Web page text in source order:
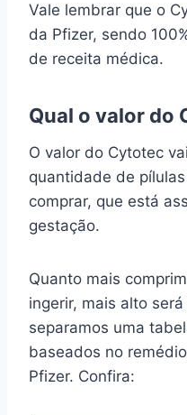
Vale lembrar que o
da Pfizer, sendo
de receita médica.
Qual o valor do
O valor do Cytotec
quantidade de
comprar, que está
gestação.
Quanto mais
ingerir, mais alto
separamos uma
baseados no
Pfizer. Confira: